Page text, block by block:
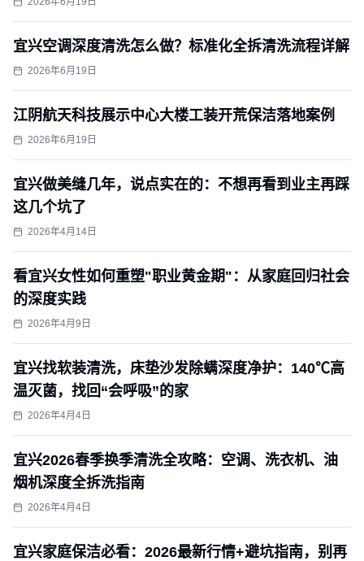
宜兴空调深度清洗怎么做？标准化全拆清洗流程详解
2026年6月19日
江阴航天科技展示中心大楼工装开荒保洁落地案例
2026年6月19日
宜兴做美缝几年，说点实在的：不想再看到业主再踩
这几个坑了
2026年4月14日
看宜兴女性如何重塑"职业黄金期"：从家庭回归社会
的深度实践
2026年4月9日
宜兴找软装清洗，床垫沙发除螨深度净护：140℃高
温灭菌，找回“会呼吸”的家
2026年4月4日
宜兴2026春季换季清洗全攻略：空调、洗衣机、油
烟机深度全拆洗指南
2026年4月4日
宜兴家庭保洁必看：2026最新行情+避坑指南，别再